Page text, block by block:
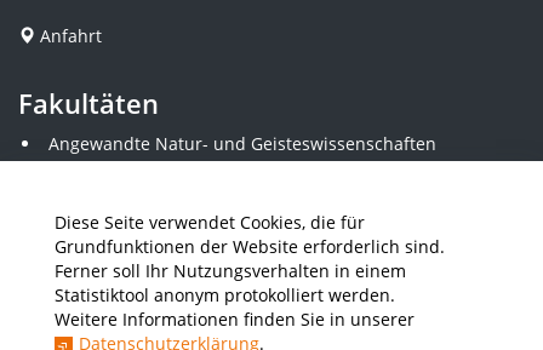
Diese Seite verwendet Cookies, die für
Grundfunktionen der Website erforderlich sind.
Ferner soll Ihr Nutzungsverhalten in einem
Statistiktool anonym protokolliert werden.
Weitere Informationen finden Sie in unserer
Datenschutzerklärung.
Anfahrt
Fakultäten
Angewandte Natur- und Geisteswissenschaften
Angewandte Sozialwissenschaften
Elektrotechnik
Gestaltung
Informatik und Wirtschaftsinformatik
Kunststofftechnik und Vermessung
Maschinenbau
THWS Business School